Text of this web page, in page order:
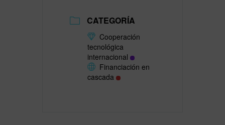
CATEGORÍA
Cooperación
tecnológica
internacional
Financiación en
cascada